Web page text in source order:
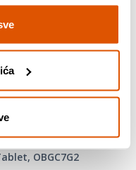
OBGC7G2